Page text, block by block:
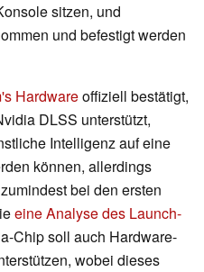
sitzen, und
und befestigt werden
Hardwareoffiziell bestätigt,
DLSS unterstützt,
Intelligenz auf eine
können, allerdings
bei den ersten
eine Analyse des Launch-
Chip soll auch Hardware-
wobei dieses